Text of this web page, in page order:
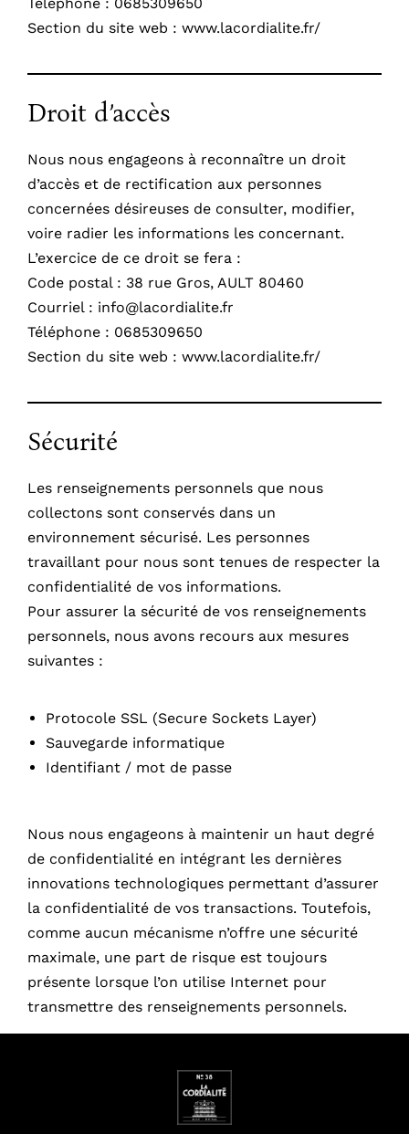
Section du site web : www.lacordialite.fr/
Droit d’accès
Nous nous engageons à reconnaître un droit
d’accès et de rectification aux personnes
concernées désireuses de consulter, modifier,
voire radier les informations les concernant.
L’exercice de ce droit se fera :
Code postal : 38 rue Gros, AULT 80460
Courriel : info@lacordialite.fr
Téléphone : 0685309650
Section du site web : www.lacordialite.fr/
Sécurité
Les renseignements personnels que nous
collectons sont conservés dans un
environnement sécurisé. Les personnes
travaillant pour nous sont tenues de respecter la
confidentialité de vos informations.
Pour assurer la sécurité de vos renseignements
personnels, nous avons recours aux mesures
suivantes :
Protocole SSL (Secure Sockets Layer)
Sauvegarde informatique
Identifiant / mot de passe
Nous nous engageons à maintenir un haut degré
de confidentialité en intégrant les dernières
innovations technologiques permettant d’assurer
la confidentialité de vos transactions. Toutefois,
comme aucun mécanisme n’offre une sécurité
maximale, une part de risque est toujours
présente lorsque l’on utilise Internet pour
transmettre des renseignements personnels.